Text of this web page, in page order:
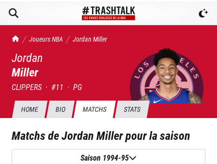
TrashTalk Actu NBA
Joueurs NBA Jordan Miller
Jordan
Miller
CLIPPERS · #11 · PG
HOME BIO MATCHS STATS
Matchs deJordan Millerpour la saison
Saison 1994-95